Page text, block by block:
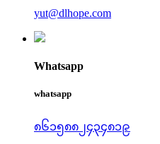
yut@dlhope.com
Whatsapp
whatsapp
၈၆၁၅၈၈၂၄၃၄၈၁၉